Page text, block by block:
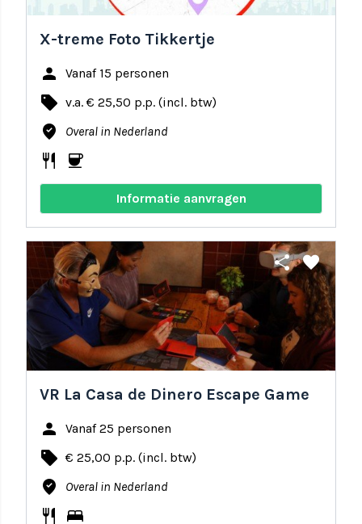
X-treme Foto Tikkertje
person Vanaf 15 personen
local_offer v.a. € 25,50 p.p. (incl. btw)
where_to_vote Overal in Nederland
restaurant coffee
Informatie aanvragen
share favorite
VR La Casa de Dinero Escape Game
person Vanaf 25 personen
local_offer € 25,00 p.p. (incl. btw)
where_to_vote Overal in Nederland
restaurant bed